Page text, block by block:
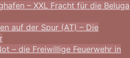
– XXL Fracht für die Beluga
auf der Spur (AT) – Die
– die Freiwillige Feuerwehr in